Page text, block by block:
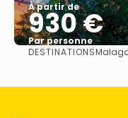
À partir de
930 €
Par personne
DESTINATIONSMalaga